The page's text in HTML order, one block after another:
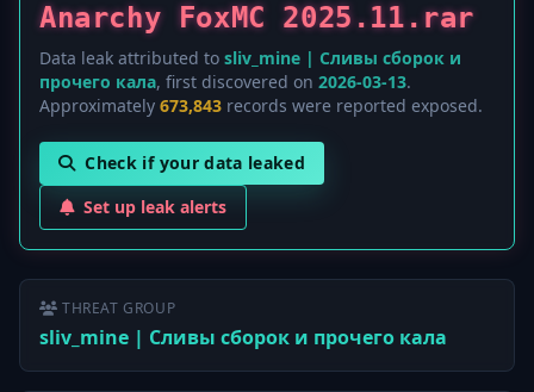
Anarchy FoxMC 2025.11.rar
Data leak attributed to sliv_mine | Сливы сборок и
прочего кала, first discovered on 2026-03-13.
Approximately 673,843 records were reported exposed.
Check if your data leaked
Set up leak alerts
THREAT GROUP
sliv_mine | Сливы сборок и прочего кала